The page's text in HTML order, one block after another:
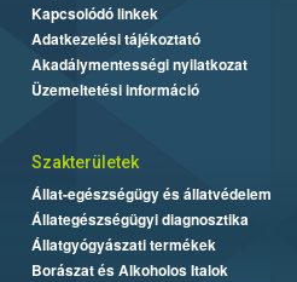
Kapcsolódó linkek
Adatkezelési tájékoztató
Akadálymentességi nyilatkozat
Üzemeltetési információ
Szakterületek
Állat-egészségügy és állatvédelem
Állategészségügyi diagnosztika
Állatgyógyászati termékek
Borászat és Alkoholos Italok